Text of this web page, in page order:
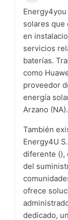
solares que
en
servicios
baterías.
como
proveedor
energía
Arzano (NA).
También
Energy4U
diferente (),
del
ofrece
dedicado,